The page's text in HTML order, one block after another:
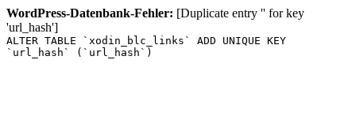
WordPress-Datenbank-Fehler: [Duplicate entry '' for key
'url_hash']
ALTER TABLE `xodin_blc_links` ADD UNIQUE KEY
`url_hash` (`url_hash`)